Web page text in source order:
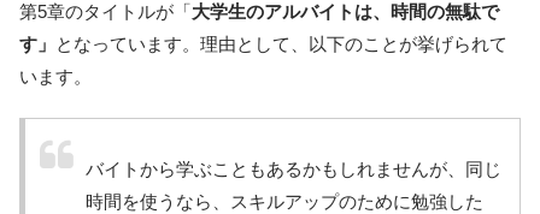
第5章のタイトルが「大学生のアルバイトは、時間の無駄で
す」 となっています。理由として、以下のことが挙げられて
います。
バイトから学ぶこともあるかもしれませんが、同じ
時間を使うなら、スキルアップのために勉強した